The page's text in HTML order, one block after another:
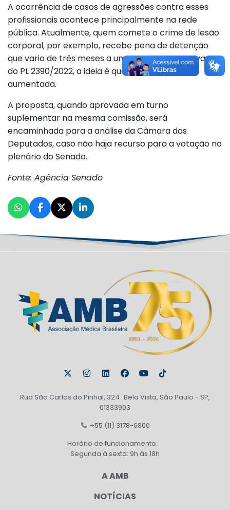
A ocorrência de casos de agressões contra esses
profissionais acontece principalmente na rede
pública. Atualmente, quem comete o crime de lesão
corporal, por exemplo, recebe pena de detenção
que varia de três meses a um ano. Com a aprovação
do PL 2390/2022, a ideia é que essa pena seja
aumentada.
A proposta, quando aprovada em turno
suplementar na mesma comissão, será
encaminhada para a análise da Câmara dos
Deputados, caso não haja recurso para a votação no
plenário do Senado.
Fonte: Agência Senado
Rua São Carlos do Pinhal, 324 Bela Vista, São Paulo - SP,
01333903
+55 (11) 3178-6800
Horário de funcionamento:
Segunda à sexta: 9h às 18h
A AMB
NOTÍCIAS